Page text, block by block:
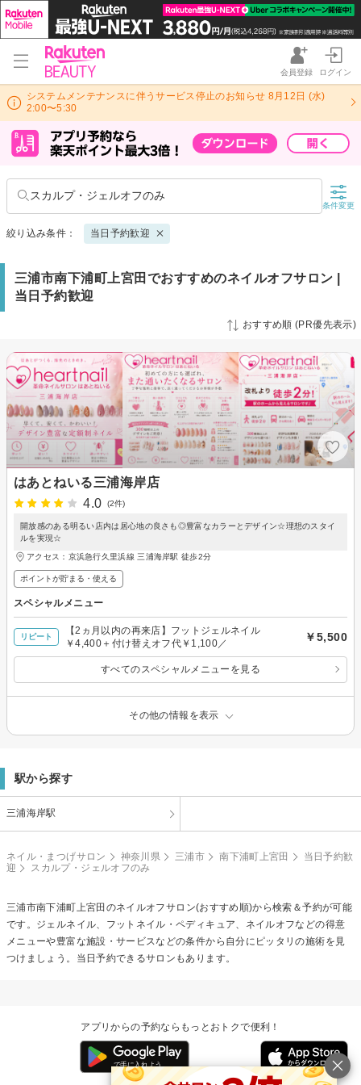
会員登録 ログイン
システムメンテナンスに伴うサービス停止のお知らせ 8月12日 (水)
2:00〜5:30
スカルプ・ジェルオフのみ
条件変更
絞り込み条件： 当日予約歓迎
三浦市南下浦町上宮田でおすすめのネイルオフサロン |
当日予約歓迎
おすすめ順 (PR優先表示)
はあとねいる三浦海岸店
4.0
(2件)
開放感のある明るい店内は居心地の良さも◎豊富なカラーとデザイン☆理想のスタイ
ルを実現☆
アクセス：京浜急行久里浜線 三浦海岸駅 徒歩2分
ポイントが貯まる・使える
スペシャルメニュー
リピート
【2ヵ月以内の再来店】フットジェルネイル
￥4,400＋付け替えオフ代￥1,100／
￥5,500
すべてのスペシャルメニューを見る
その他の情報を表示
駅から探す
三浦海岸駅
ネイル・まつげサロン 神奈川県 三浦市 南下浦町上宮田
当日予約歓
迎
スカルプ・ジェルオフのみ
三浦市南下浦町上宮田のネイルオフサロン(おすすめ順)から検索＆予約が可能
です。ジェルネイル、フットネイル・ペディキュア、ネイルオフなどの得意
メニューや豊富な施設・サービスなどの条件から自分にピッタリの施術を見
つけましょう。当日予約できるサロンもあります。
アプリからの予約ならもっとおトクで便利！